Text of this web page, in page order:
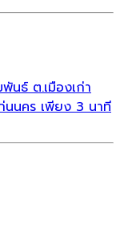
นธ์ ต.เมืองเก่า
นนคร เพียง 3 นาที